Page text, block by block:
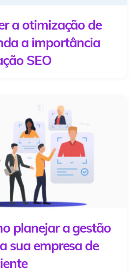
a otimização de
a importância
SEO
planejar a gestão
sua empresa de